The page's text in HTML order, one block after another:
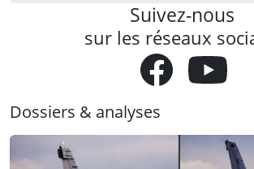
Suivez-nous
sur les réseaux
Dossiers & analyses